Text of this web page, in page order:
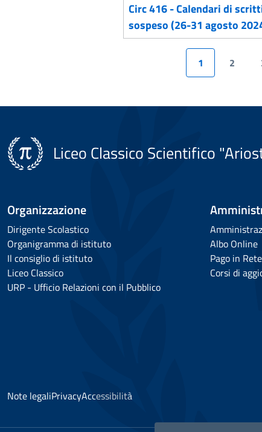
Circ 416 - Calendari di
sospeso (26-31 agosto
1 2
Liceo Classico Scientifico
Organizzazione
Dirigente Scolastico
Organigramma di istituto
Il consiglio di istituto
Liceo Classico
URP - Ufficio Relazioni con il Pubblico
Albo Online
Pago in Rete
Corsi di
Note legaliPrivacyAccessibilità